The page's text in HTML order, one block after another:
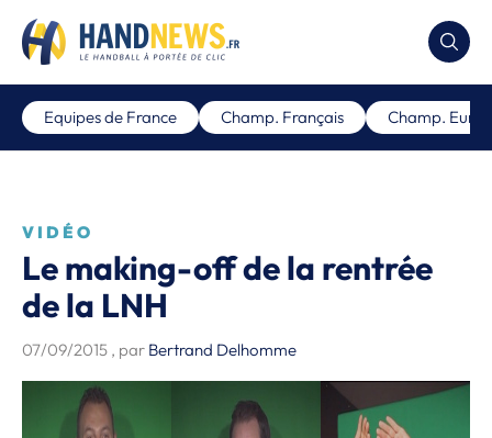
Equipes de France Champ. Français Champ.
VIDÉO
Le making-off de la rentrée
de la LNH
07/09/2015 , par Bertrand Delhomme